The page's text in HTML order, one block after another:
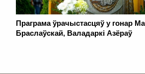
Праграма ўрачыстасцяў у гонар
Браслаўскай, Валадаркі Азёраў